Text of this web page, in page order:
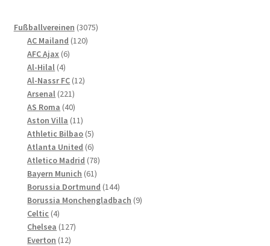
Fußballvereinen 30753075
AC Mailand 120120
AFC Ajax 66
Al-Hilal 44
Produkte
Al-Nassr FC 1212
Arsenal 221221
Produkte
AS Roma 4040
Produkte
Aston Villa 1111
Produkte
Athletic Bilbao 55
Produkte
Atlanta United 66
Produkte
Atletico Madrid 7878
Bayern Munich 6161
Produkte
Borussia Dortmund 144144
Produkte
Borussia Monchengladbach 99
Celtic 44
Produkte
Chelsea 127127
Everton 1212